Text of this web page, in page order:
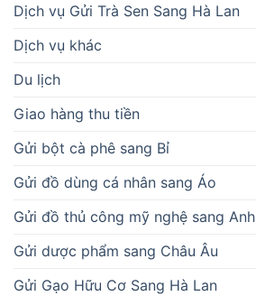
Dịch vụ Gửi Trà Sen Sang Hà Lan
Dịch vụ khác
Du lịch
Giao hàng thu tiền
Gửi bột cà phê sang Bỉ
Gửi đồ dùng cá nhân sang Áo
Gửi đồ thủ công mỹ nghệ sang Anh
Gửi dược phẩm sang Châu Âu
Gửi Gạo Hữu Cơ Sang Hà Lan